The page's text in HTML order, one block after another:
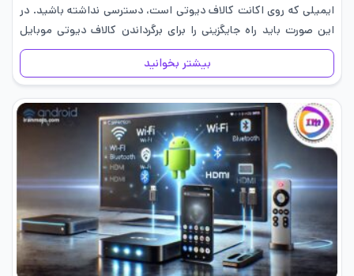
ایمیلی که روی اکانت کالاف دیوتی است، دسترسی نداشته باشید. در
این صورت باید راه جایگزینی را برای برگرداندن کالاف دیوتی موبایل
انتخاب کنید؛ راهی که در…
بیشتر بخوانید